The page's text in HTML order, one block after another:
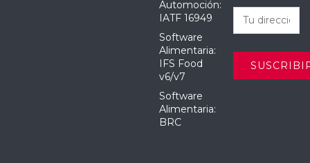
Automoción:
IATF 16949
Software
Alimentaria:
IFS Food
v6/v7
Software
Alimentaria:
BRC